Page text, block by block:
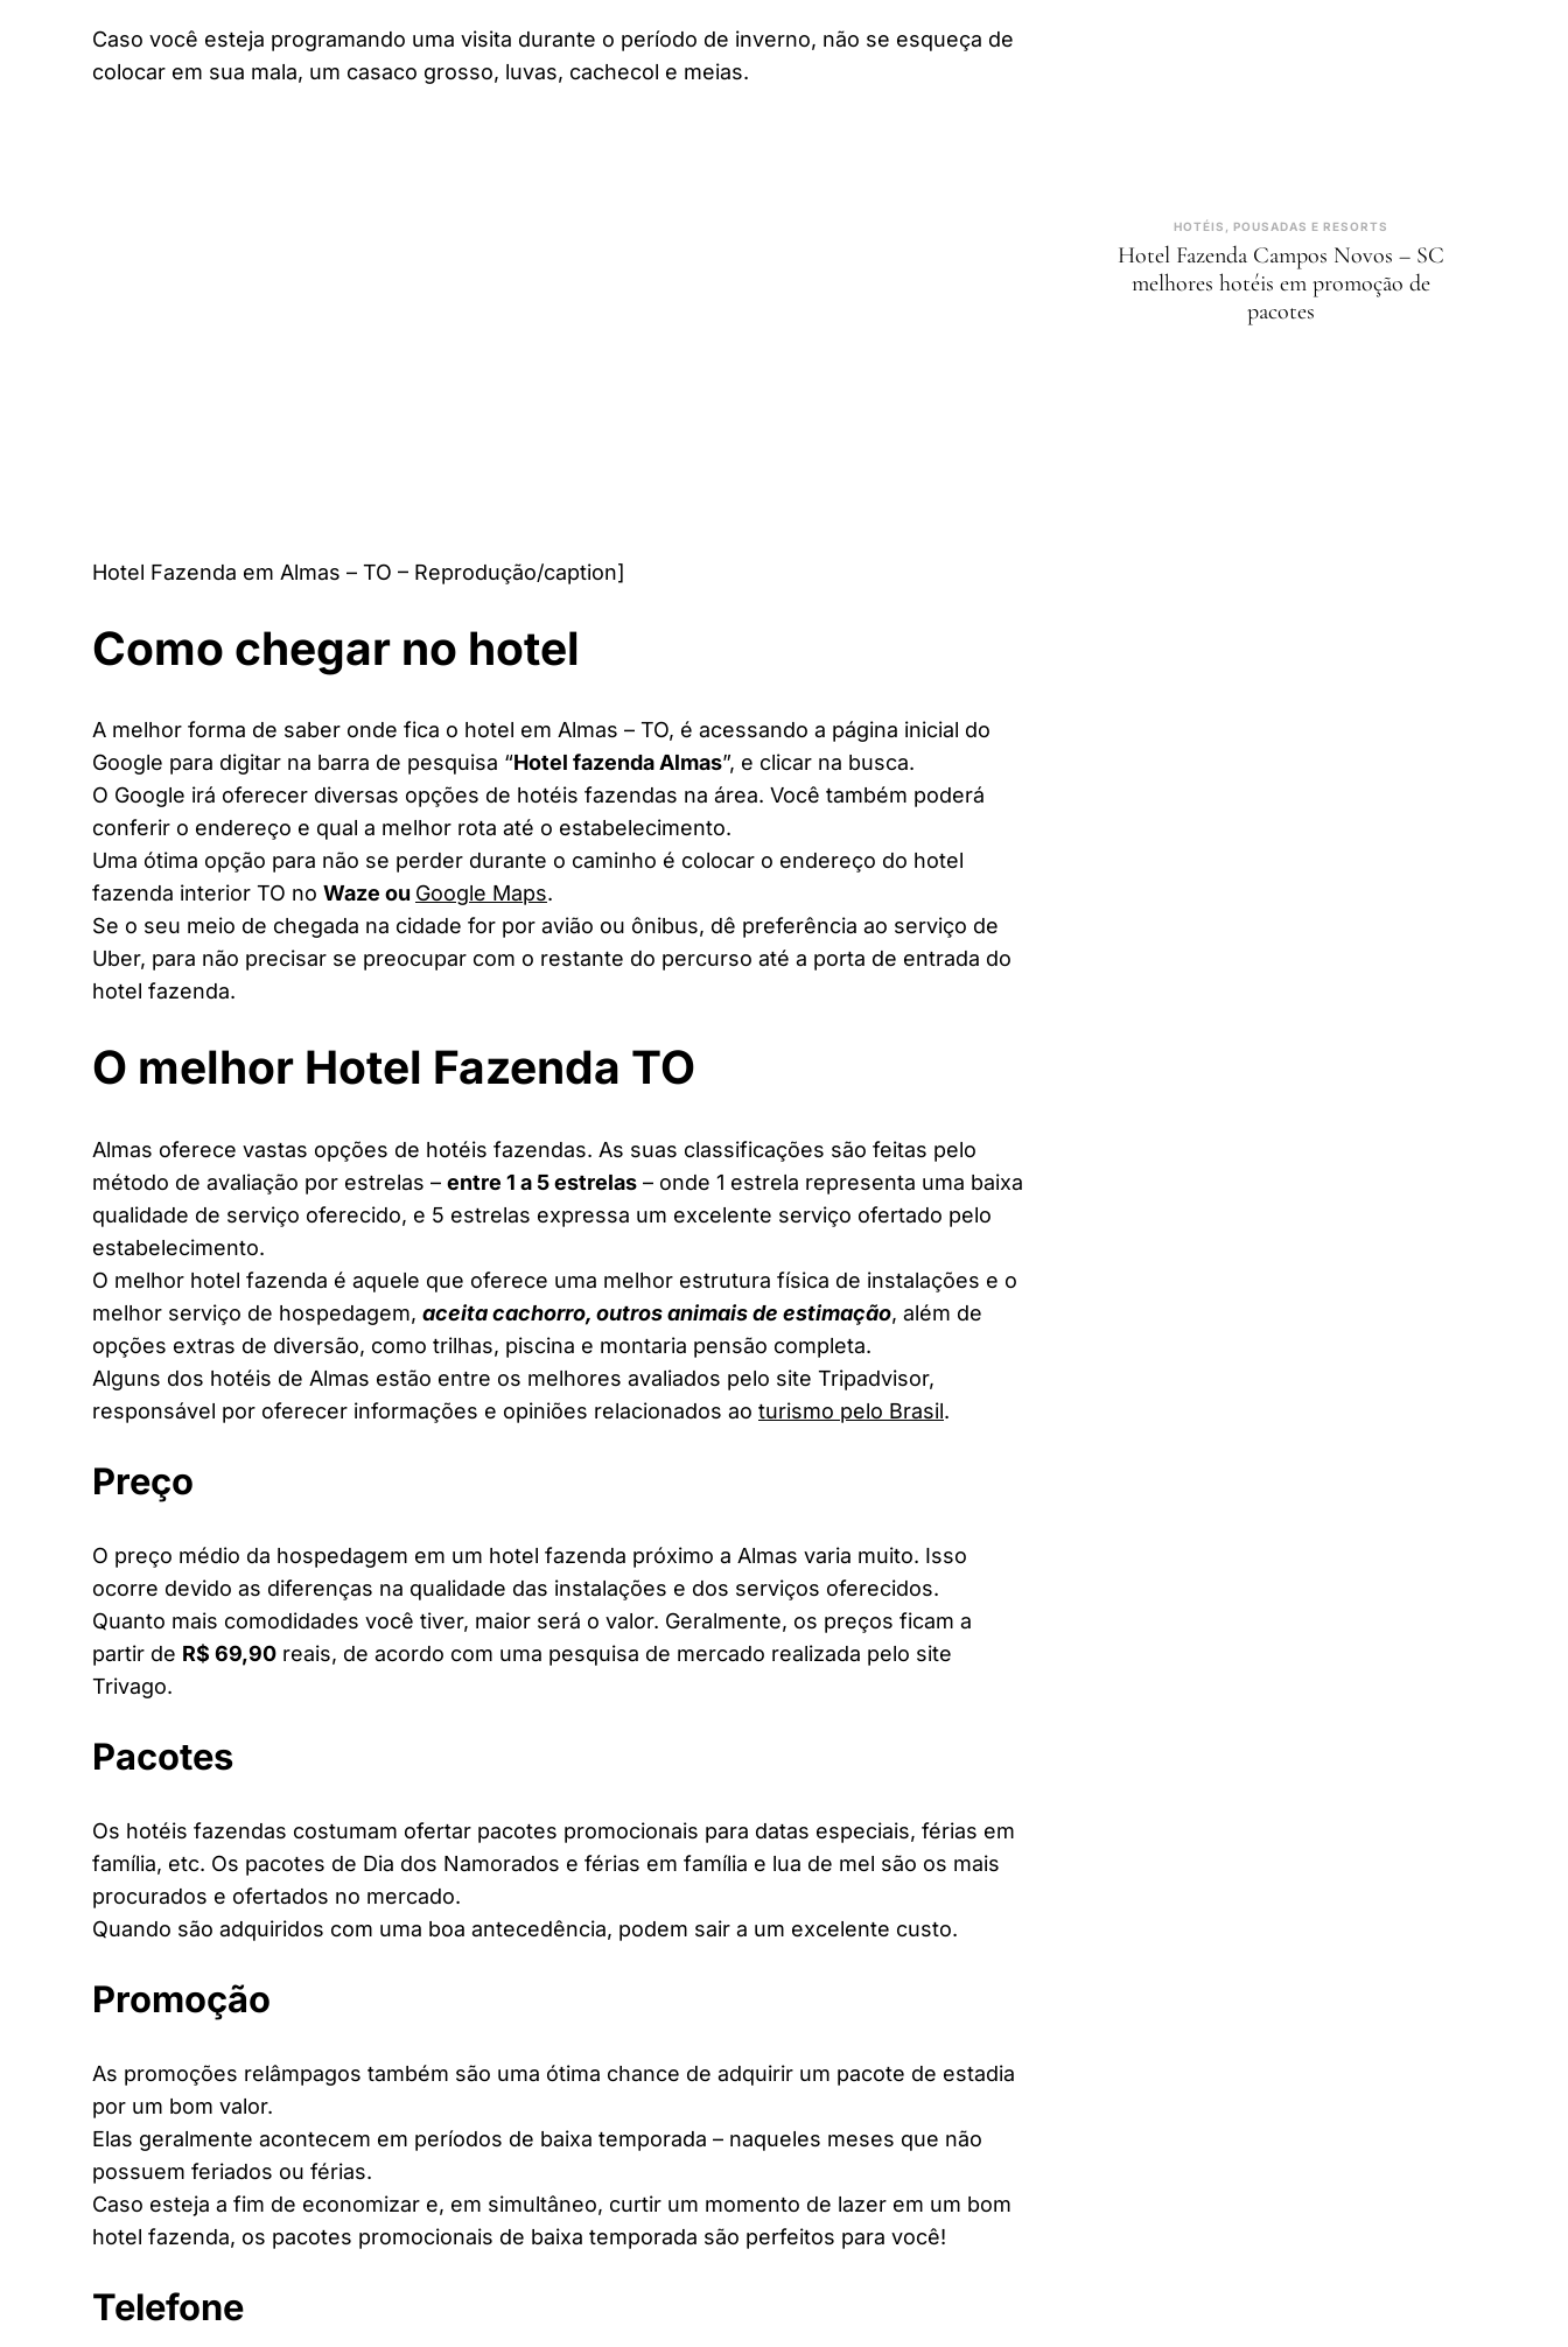
Caso você esteja programando uma visita durante o período de inverno, não se esqueça de
colocar em sua mala, um casaco grosso, luvas, cachecol e meias.
Hotel Fazenda em Almas – TO – Reprodução/caption]
Como chegar no hotel
A melhor forma de saber onde fica o hotel em Almas – TO, é acessando a página inicial do
Google para digitar na barra de pesquisa “Hotel fazenda Almas”, e clicar na busca.
O Google irá oferecer diversas opções de hotéis fazendas na área. Você também poderá
conferir o endereço e qual a melhor rota até o estabelecimento.
Uma ótima opção para não se perder durante o caminho é colocar o endereço do hotel
fazenda interior TO no Waze ou Google Maps.
Se o seu meio de chegada na cidade for por avião ou ônibus, dê preferência ao serviço de
Uber, para não precisar se preocupar com o restante do percurso até a porta de entrada do
hotel fazenda.
O melhor Hotel Fazenda TO
Almas oferece vastas opções de hotéis fazendas. As suas classificações são feitas pelo
método de avaliação por estrelas – entre 1 a 5 estrelas – onde 1 estrela representa uma baixa
qualidade de serviço oferecido, e 5 estrelas expressa um excelente serviço ofertado pelo
estabelecimento.
O melhor hotel fazenda é aquele que oferece uma melhor estrutura física de instalações e o
melhor serviço de hospedagem, aceita cachorro, outros animais de estimação, além de
opções extras de diversão, como trilhas, piscina e montaria pensão completa.
Alguns dos hotéis de Almas estão entre os melhores avaliados pelo site Tripadvisor,
responsável por oferecer informações e opiniões relacionados ao turismo pelo Brasil.
Preço
O preço médio da hospedagem em um hotel fazenda próximo a Almas varia muito. Isso
ocorre devido as diferenças na qualidade das instalações e dos serviços oferecidos.
Quanto mais comodidades você tiver, maior será o valor. Geralmente, os preços ficam a
partir de R$ 69,90 reais, de acordo com uma pesquisa de mercado realizada pelo site
Trivago.
Pacotes
Os hotéis fazendas costumam ofertar pacotes promocionais para datas especiais, férias em
família, etc. Os pacotes de Dia dos Namorados e férias em família e lua de mel são os mais
procurados e ofertados no mercado.
Quando são adquiridos com uma boa antecedência, podem sair a um excelente custo.
Promoção
As promoções relâmpagos também são uma ótima chance de adquirir um pacote de estadia
por um bom valor.
Elas geralmente acontecem em períodos de baixa temporada – naqueles meses que não
possuem feriados ou férias.
Caso esteja a fim de economizar e, em simultâneo, curtir um momento de lazer em um bom
hotel fazenda, os pacotes promocionais de baixa temporada são perfeitos para você!
Telefone
HOTÉIS, POUSADAS E RESORTS
Hotel Fazenda Campos Novos – SC
melhores hotéis em promoção de
pacotes